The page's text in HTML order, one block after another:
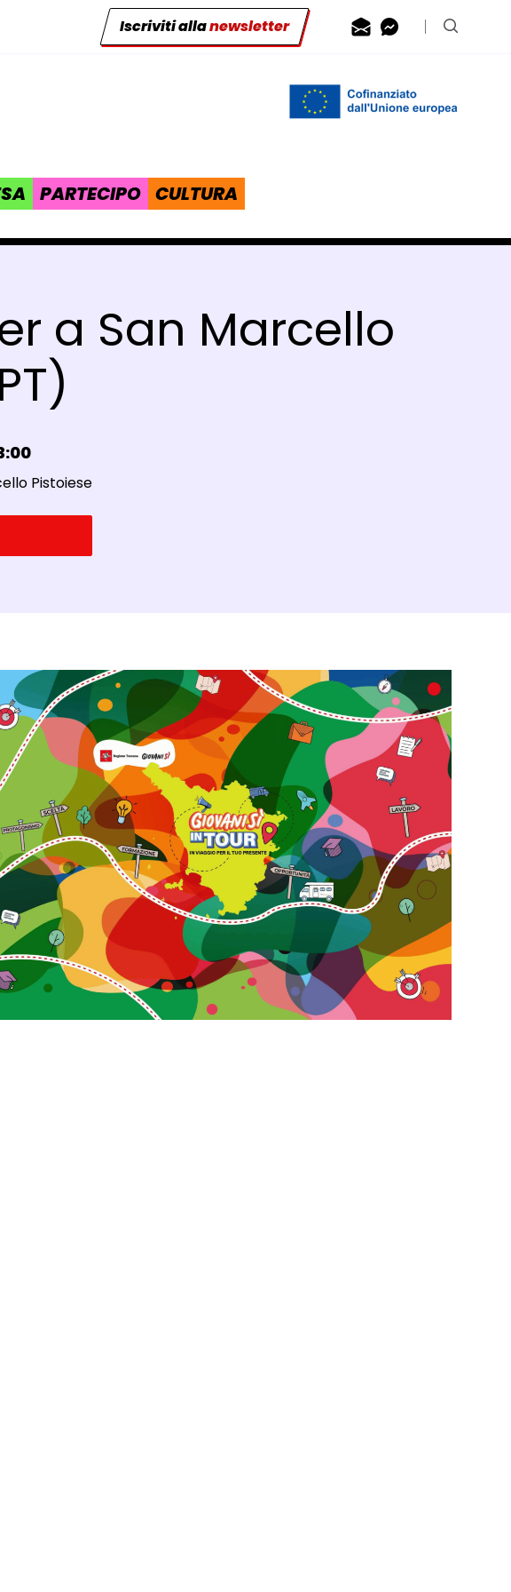
Iscriviti allanewsletter Contattaci via
Contattaci
Cerca
PARTECIPO CULTURA
a San Marcello
Pistoiese